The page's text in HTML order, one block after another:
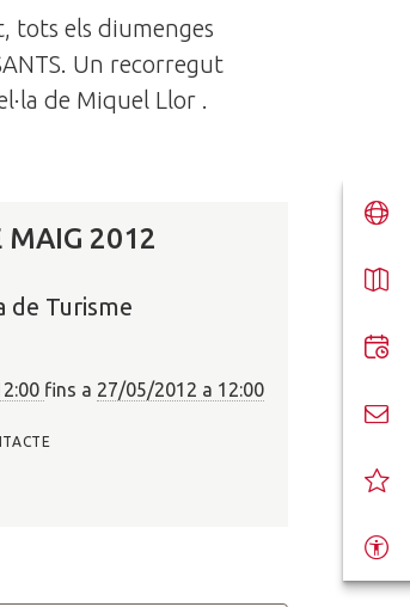
tots els diumenges
Un recorregut
de Miquel Llor .
MAIG 2012
de Turisme
fins a 27/05/2012 a 12:00